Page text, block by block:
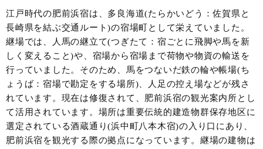
江戸時代の肥前浜宿は、多良海道(たらかいどう：佐賀県と
長崎県を結ぶ交通ルート)の宿場町として栄えていました。
継場では、人馬の継立て(つぎたて：宿ごとに飛脚や馬を新
しく変えること)や、宿場から宿場まで荷物や物資の輸送を
行っていました。そのため、馬をつないだ鉄の輪や帳場(ち
ょうば：宿場で勘定をする場所)、人足の控え場などが残さ
れています。現在は修復されて、肥前浜宿の観光案内所とし
て活用されています。場所は重要伝統的建造物群保存地区に
選定されている酒蔵通り(浜中町八本木宿)の入り口にあり、
肥前浜宿を観光する際の拠点になっています。継場の建物は